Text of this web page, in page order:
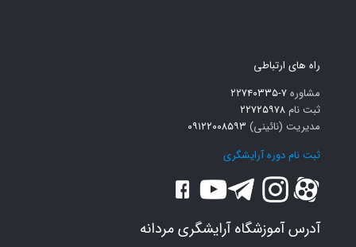
راه های ارتباطی
مشاوره۷-۲۲۷۴۰۳۳۵
ثبت نام ۲۲۷۲۵۹۷۸
مدیریت (نائینی) ۰۹۱۲۲۰۰۸۵۹۳
ثبت نام دوره آرایشگری
آدرس آموزشگاه آرایشگری مردانه